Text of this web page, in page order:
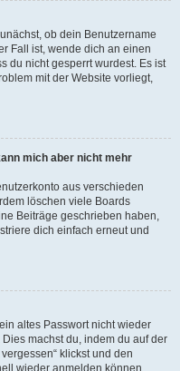
ob dein Benutzername
Fall ist, wende dich an einen
du nicht gesperrt wurdest. Es ist
mit der Website vorliegt,
mich aber nicht mehr
aus verschieden
löschen viele Boards
Beiträge geschrieben haben,
dich einfach erneut und
altes Passwort nicht wieder
machst du, indem du auf der
klickst und den
wieder anmelden können.